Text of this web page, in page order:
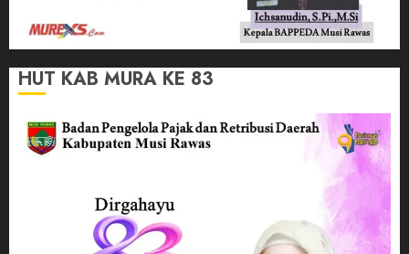
HUT KAB MURA KE 83